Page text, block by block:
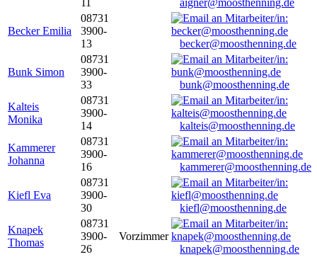
aigner@moosthenning.de
Becker Emilia
08731
3900-
13
becker@moosthenning.de
Bunk Simon
08731
3900-
33
bunk@moosthenning.de
Kalteis
Monika
08731
3900-
14
kalteis@moosthenning.de
Kammerer
Johanna
08731
3900-
16
kammerer@moosthenning.de
Kiefl Eva
08731
3900-
30
kiefl@moosthenning.de
Knapek
Thomas
08731
3900-
26
Vorzimmer
knapek@moosthenning.de